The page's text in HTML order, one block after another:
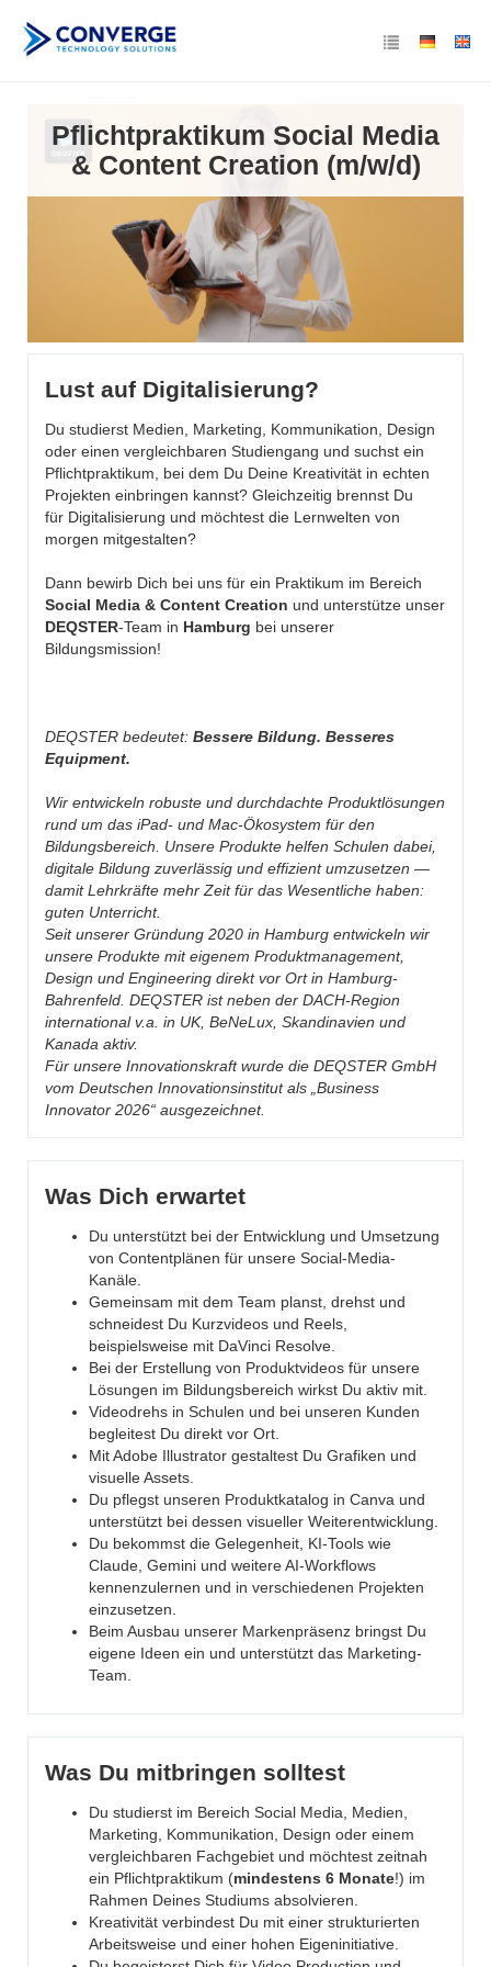
Pflichtpraktikum Social Media
& Content Creation (m/w/d)
Lust auf Digitalisierung?
Du studierst Medien, Marketing, Kommunikation, Design
oder einen vergleichbaren Studiengang und suchst ein
Pflichtpraktikum, bei dem Du Deine Kreativität in echten
Projekten einbringen kannst? Gleichzeitig brennst Du
für Digitalisierung und möchtest die Lernwelten von
morgen mitgestalten?
Dann bewirb Dich bei uns für ein Praktikum im Bereich
Social Media & Content Creation und unterstütze unser
DEQSTER-Team in Hamburg bei unserer
Bildungsmission!
DEQSTER bedeutet: Bessere Bildung. Besseres
Equipment.
Wir entwickeln robuste und durchdachte Produktlösungen
rund um das iPad- und Mac-Ökosystem für den
Bildungsbereich. Unsere Produkte helfen Schulen dabei,
digitale Bildung zuverlässig und effizient umzusetzen —
damit Lehrkräfte mehr Zeit für das Wesentliche haben:
guten Unterricht.
Seit unserer Gründung 2020 in Hamburg entwickeln wir
unsere Produkte mit eigenem Produktmanagement,
Design und Engineering direkt vor Ort in Hamburg-
Bahrenfeld. DEQSTER ist neben der DACH-Region
international v.a. in UK, BeNeLux, Skandinavien und
Kanada aktiv.
Für unsere Innovationskraft wurde die DEQSTER GmbH
vom Deutschen Innovationsinstitut als „Business
Innovator 2026“ ausgezeichnet.
Was Dich erwartet
Du unterstützt bei der Entwicklung und Umsetzung
von Contentplänen für unsere Social-Media-
Kanäle.
Gemeinsam mit dem Team planst, drehst und
schneidest Du Kurzvideos und Reels,
beispielsweise mit DaVinci Resolve.
Bei der Erstellung von Produktvideos für unsere
Lösungen im Bildungsbereich wirkst Du aktiv mit.
Videodrehs in Schulen und bei unseren Kunden
begleitest Du direkt vor Ort.
Mit Adobe Illustrator gestaltest Du Grafiken und
visuelle Assets.
Du pflegst unseren Produktkatalog in Canva und
unterstützt bei dessen visueller Weiterentwicklung.
Du bekommst die Gelegenheit, KI-Tools wie
Claude, Gemini und weitere AI-Workflows
kennenzulernen und in verschiedenen Projekten
einzusetzen.
Beim Ausbau unserer Markenpräsenz bringst Du
eigene Ideen ein und unterstützt das Marketing-
Team.
Was Du mitbringen solltest
Du studierst im Bereich Social Media, Medien,
Marketing, Kommunikation, Design oder einem
vergleichbaren Fachgebiet und möchtest zeitnah
ein Pflichtpraktikum (mindestens 6 Monate!) im
Rahmen Deines Studiums absolvieren.
Kreativität verbindest Du mit einer strukturierten
Arbeitsweise und einer hohen Eigeninitiative.